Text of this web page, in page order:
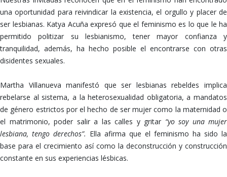
una oportunidad para reivindicar la existencia, el orgullo y placer de
ser lesbianas. Katya Acuña expresó que el feminismo es lo que le ha
permitido politizar su lesbianismo, tener mayor confianza y
tranquilidad, además, ha hecho posible el encontrarse con otras
disidentes sexuales.
Martha Villanueva manifestó que ser lesbianas rebeldes implica
rebelarse al sistema, a la heterosexualidad obligatoria, a mandatos
de género estrictos por el hecho de ser mujer como la maternidad o
el matrimonio, poder salir a las calles y gritar “yo soy una mujer
lesbiana, tengo derechos”. Ella afirma que el feminismo ha sido la
base para el crecimiento así como la deconstrucción y construcción
constante en sus experiencias lésbicas.